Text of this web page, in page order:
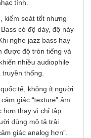
tính.
kiểm soát tốt nhưng
có độ dày, độ nảy
nghe jazz bass hay
được độ tròn tiếng và
nhiều audiophile
truyền thống.
tế, không ít người
giác “texture” âm
hơn thay vì chỉ tập
dùng mô tả trải
giác analog hơn”.